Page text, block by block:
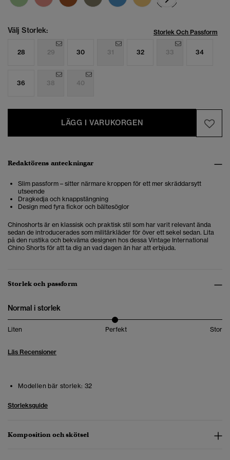
Välj Storlek: Storlek Och Passform
28 29 30 31 32 33 34
36 38 40
LÄGG I VARUKORGEN
Redaktörens anteckningar
Slim passform – sitter närmare kroppen för ett mer skräddarsytt
utseende
Dragkedja och knappstängning
Design med fyra fickor och bältesöglor
Chinoshorts är en klassisk och praktisk stil som har varit relevant ända
sedan de introducerades som militärkläder för över ett sekel sedan. Lita
på den rustika och bekväma designen hos dessa Vintage International
Chino Shorts för att ta dig an vad dagen än har att erbjuda.
Storlek och passform
Normal i storlek
Liten Perfekt Stor
Läs Recensioner
Modellen bär storlek: 32
Storleksguide
Komposition och skötsel